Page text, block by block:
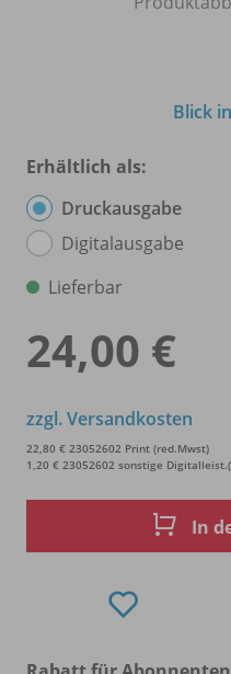
Blick
Erhältlich als:
Druckausgabe
Digitalausgabe
Lieferbar
24,00 €
zzgl. Versandkosten
22,80 € 23052602 Print (red.Mwst)
1,20 € 23052602 sonstige
In